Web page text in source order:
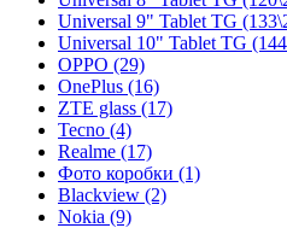
Universal 9" Tablet TG
Universal 10" Tablet TG
OPPO (29)
OnePlus (16)
ZTE glass (17)
Tecno (4)
Realme (17)
Фото коробки (1)
Blackview (2)
Nokia (9)